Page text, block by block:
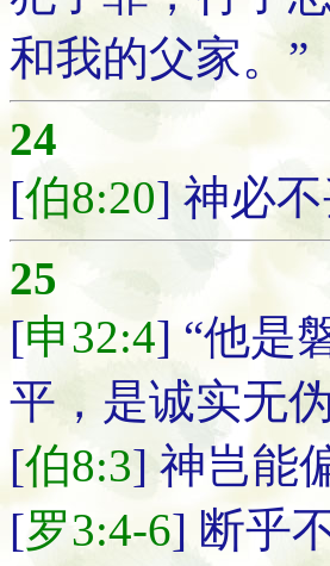
和我的父家。”
24
[伯8:20] 神必
25
[申32:4] “他是
平，是诚实无
[伯8:3] 神岂能
[罗3:4-6] 断乎